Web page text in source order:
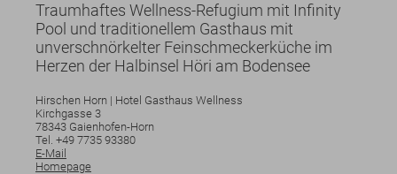
Traumhaftes Wellness-Refugium mit Infinity
Pool und traditionellem Gasthaus mit
unverschnörkelter Feinschmeckerküche im
Herzen der Halbinsel Höri am Bodensee
Hirschen Horn | Hotel Gasthaus Wellness
Kirchgasse 3
78343 Gaienhofen-Horn
Tel. +49 7735 93380
E-Mail
Homepage